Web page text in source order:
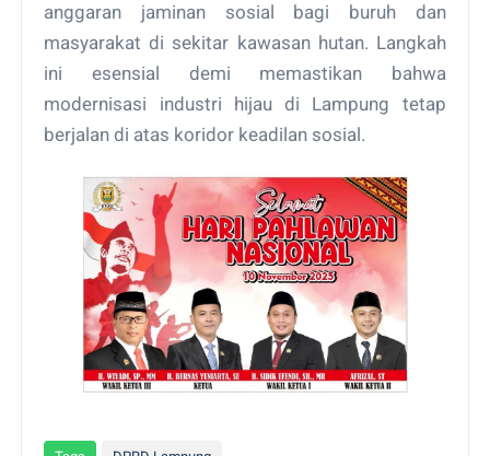
anggaran jaminan sosial bagi buruh dan
masyarakat di sekitar kawasan hutan. Langkah
ini esensial demi memastikan bahwa
modernisasi industri hijau di Lampung tetap
berjalan di atas koridor keadilan sosial.